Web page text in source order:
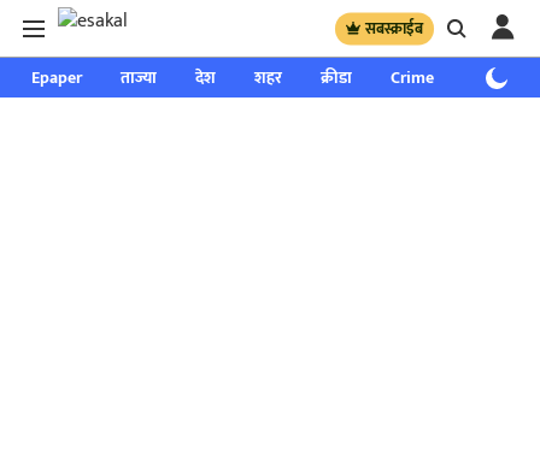
सबस्क्राईब
Epaper ताज्या देश शहर क्रीडा Crime साप्ताहिक